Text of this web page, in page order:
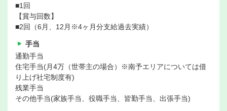
■1回
【賞与回数】
■2回（6月、12月※4ヶ月分支給過去実績）
手当
通勤手当
住宅手当(月4万（世帯主の場合）※南予エリアについては借
り上げ社宅制度有)
残業手当
その他手当(家族手当、役職手当、皆勤手当、出張手当)